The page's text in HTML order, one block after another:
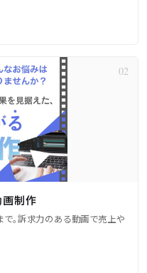
画制作
で。訴求力のある動画で売上や